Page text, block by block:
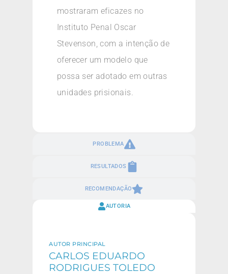
PROBLEMA
RESULTADOS
RECOMENDAÇÃO
mostraram eficazes no
Instituto Penal Oscar
Stevenson, com a intenção de
oferecer um modelo que
possa ser adotado em outras
unidades prisionais.
AUTORIA
AUTOR PRINCIPAL
CARLOS EDUARDO
RODRIGUES TOLEDO